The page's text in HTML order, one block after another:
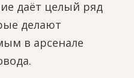
даёт целый ряд
делают
в арсенале